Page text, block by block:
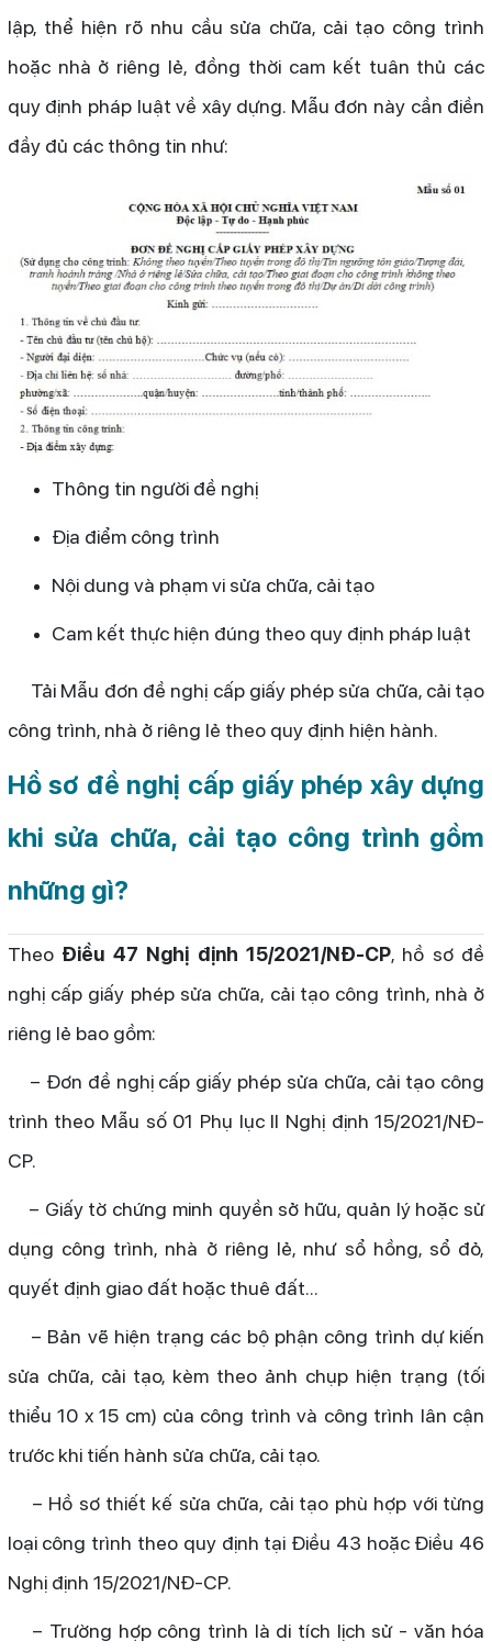
lập, thể hiện rõ nhu cầu sửa chữa, cải tạo công trình
hoặc nhà ở riêng lẻ, đồng thời cam kết tuân thủ các
quy định pháp luật về xây dựng. Mẫu đơn này cần điền
đầy đủ các thông tin như:
Thông tin người đề nghị
Địa điểm công trình
Nội dung và phạm vi sửa chữa, cải tạo
Cam kết thực hiện đúng theo quy định pháp luật
Tải Mẫu đơn đề nghị cấp giấy phép sửa chữa, cải tạo
công trình, nhà ở riêng lẻ theo quy định hiện hành.
Hồ sơ đề nghị cấp giấy phép xây dựng
khi sửa chữa, cải tạo công trình gồm
những gì?
Theo Điều 47 Nghị định 15/2021/NĐ-CP, hồ sơ đề
nghị cấp giấy phép sửa chữa, cải tạo công trình, nhà ở
riêng lẻ bao gồm:
– Đơn đề nghị cấp giấy phép sửa chữa, cải tạo công
trình theo Mẫu số 01 Phụ lục II Nghị định 15/2021/NĐ-
CP.
– Giấy tờ chứng minh quyền sở hữu, quản lý hoặc sử
dụng công trình, nhà ở riêng lẻ, như sổ hồng, sổ đỏ,
quyết định giao đất hoặc thuê đất...
– Bản vẽ hiện trạng các bộ phận công trình dự kiến
sửa chữa, cải tạo, kèm theo ảnh chụp hiện trạng (tối
thiểu 10 x 15 cm) của công trình và công trình lân cận
trước khi tiến hành sửa chữa, cải tạo.
– Hồ sơ thiết kế sửa chữa, cải tạo phù hợp với từng
loại công trình theo quy định tại Điều 43 hoặc Điều 46
Nghị định 15/2021/NĐ-CP.
– Trường hợp công trình là di tích lịch sử - văn hóa